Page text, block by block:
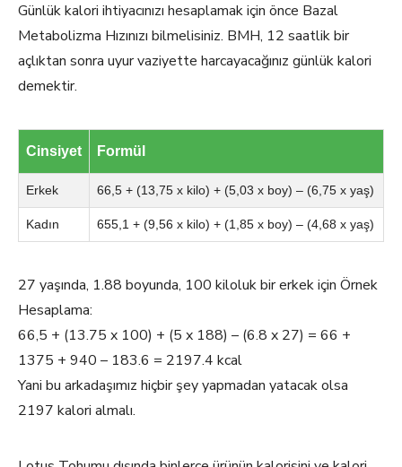
Günlük kalori ihtiyacınızı hesaplamak için önce Bazal
Metabolizma Hızınızı bilmelisiniz. BMH, 12 saatlik bir
açlıktan sonra uyur vaziyette harcayacağınız günlük kalori
demektir.
Cinsiyet Formül
Erkek 66,5 + (13,75 x kilo) + (5,03 x boy) – (6,75 x yaş)
Kadın 655,1 + (9,56 x kilo) + (1,85 x boy) – (4,68 x yaş)
27 yaşında, 1.88 boyunda, 100 kiloluk bir erkek için Örnek
Hesaplama:
66,5 + (13.75 x 100) + (5 x 188) – (6.8 x 27) = 66 +
1375 + 940 – 183.6 = 2197.4 kcal
Yani bu arkadaşımız hiçbir şey yapmadan yatacak olsa
2197 kalori almalı.